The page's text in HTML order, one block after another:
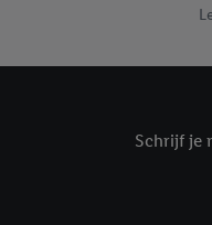
Schrijf je